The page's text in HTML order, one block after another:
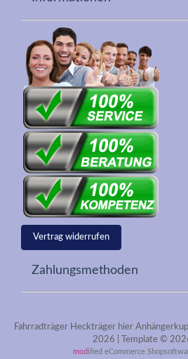
Vertrag widerrufen
Zahlungsmethoden
Fahrradträger Heckträger hier
2026 | Template ©
modified eCommerce